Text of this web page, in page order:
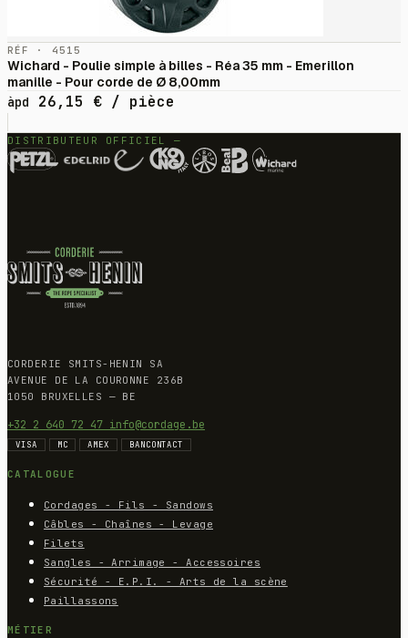
RÉF · 4515
Wichard - Poulie simple à billes - Réa 35 mm - Emerillon
manille - Pour corde de Ø 8,00mm
àpd
26,15 € / pièce
DISTRIBUTEUR OFFICIEL —
CORDERIE SMITS-HENIN SA
AVENUE DE LA COURONNE 236B
1050 BRUXELLES — BE
+32 2 640 72 47 info@cordage.be
VISA MC AMEX BANCONTACT
CATALOGUE
Cordages - Fils - Sandows
Câbles - Chaînes - Levage
Filets
Sangles - Arrimage - Accessoires
Sécurité - E.P.I. - Arts de la scène
Paillassons
MÉTIER